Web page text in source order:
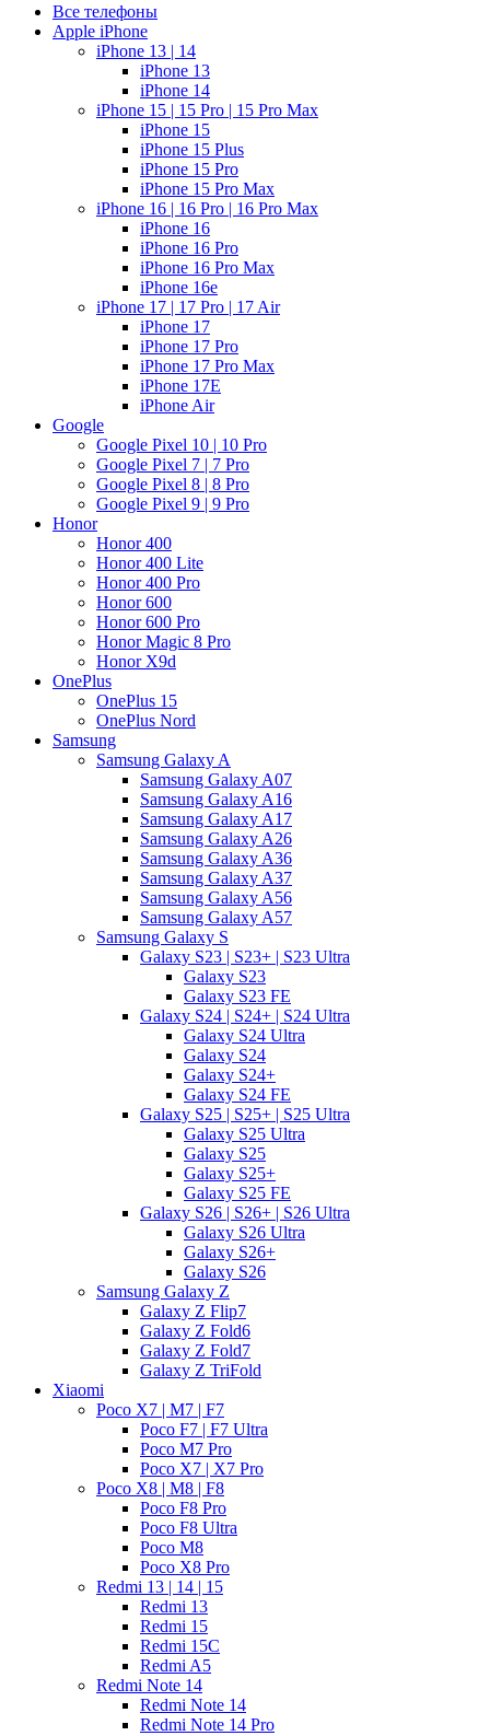
Все телефоны
Apple iPhone
iPhone 13 | 14
iPhone 13
iPhone 14
iPhone 15 | 15 Pro | 15 Pro Max
iPhone 15
iPhone 15 Plus
iPhone 15 Pro
iPhone 15 Pro Max
iPhone 16 | 16 Pro | 16 Pro Max
iPhone 16
iPhone 16 Pro
iPhone 16 Pro Max
iPhone 16e
iPhone 17 | 17 Pro | 17 Air
iPhone 17
iPhone 17 Pro
iPhone 17 Pro Max
iPhone 17E
iPhone Air
Google
Google Pixel 10 | 10 Pro
Google Pixel 7 | 7 Pro
Google Pixel 8 | 8 Pro
Google Pixel 9 | 9 Pro
Honor
Honor 400
Honor 400 Lite
Honor 400 Pro
Honor 600
Honor 600 Pro
Honor Magic 8 Pro
Honor X9d
OnePlus
OnePlus 15
OnePlus Nord
Samsung
Samsung Galaxy A
Samsung Galaxy A07
Samsung Galaxy A16
Samsung Galaxy A17
Samsung Galaxy A26
Samsung Galaxy A36
Samsung Galaxy A37
Samsung Galaxy A56
Samsung Galaxy A57
Samsung Galaxy S
Galaxy S23 | S23+ | S23 Ultra
Galaxy S23
Galaxy S23 FE
Galaxy S24 | S24+ | S24 Ultra
Galaxy S24 Ultra
Galaxy S24
Galaxy S24+
Galaxy S24 FE
Galaxy S25 | S25+ | S25 Ultra
Galaxy S25 Ultra
Galaxy S25
Galaxy S25+
Galaxy S25 FE
Galaxy S26 | S26+ | S26 Ultra
Galaxy S26 Ultra
Galaxy S26+
Galaxy S26
Samsung Galaxy Z
Galaxy Z Flip7
Galaxy Z Fold6
Galaxy Z Fold7
Galaxy Z TriFold
Xiaomi
Poco X7 | M7 | F7
Poco F7 | F7 Ultra
Poco M7 Pro
Poco X7 | X7 Pro
Poco X8 | M8 | F8
Poco F8 Pro
Poco F8 Ultra
Poco M8
Poco X8 Pro
Redmi 13 | 14 | 15
Redmi 13
Redmi 15
Redmi 15C
Redmi A5
Redmi Note 14
Redmi Note 14
Redmi Note 14 Pro